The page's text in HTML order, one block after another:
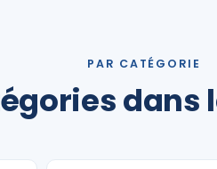
PAR CATÉGORIE
dans